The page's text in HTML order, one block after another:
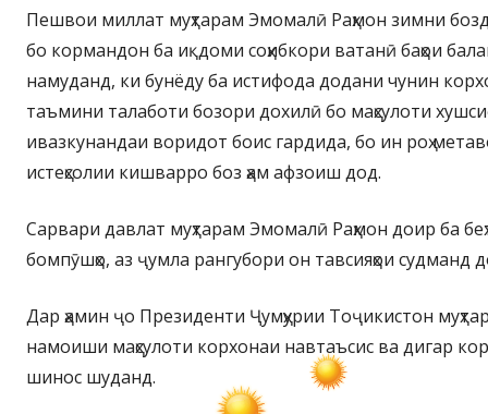
Пешвои миллат муҳтарам Эмомалӣ Раҳмон зимни
бо кормандон ба иқдоми соҳибкори ватанӣ баҳои
намуданд, ки бунёду ба истифода додани чунин
таъмини талаботи бозори дохилӣ бо маҳсулоти
ивазкунандаи воридот боис гардида, бо ин роҳ
истеҳсолии кишварро боз ҳам афзоиш дод.
Сарвари давлат муҳтарам Эмомалӣ Раҳмон доир ба
бомпӯшҳо, аз ҷумла рангубори он тавсияҳои судманд
Дар ҳамин ҷо Президенти Ҷумҳурии Тоҷикистон
намоиши маҳсулоти корхонаи навтаъсис ва дигар
шинос шуданд.